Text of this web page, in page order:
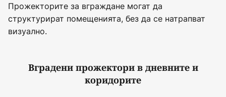
Прожекторите за вграждане могат да
структурират помещенията, без да се натрапват
визуално.
Вградени прожектори в дневните и
коридорите